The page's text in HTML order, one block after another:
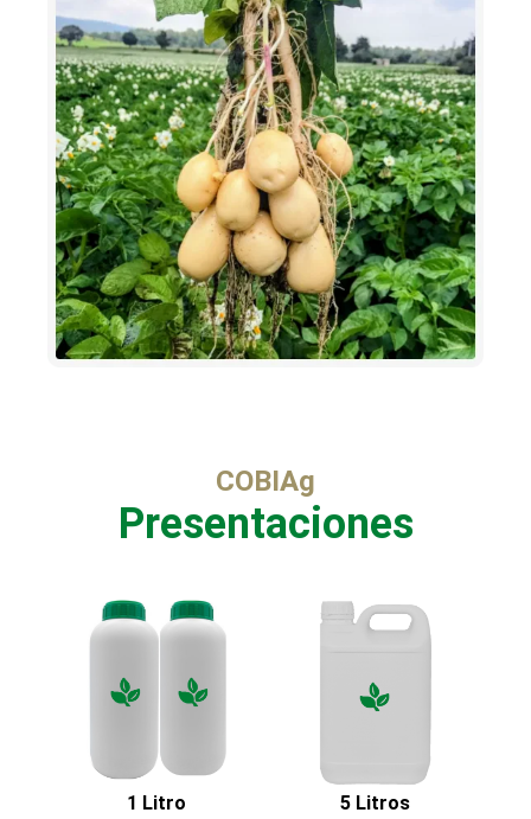
COBIAg
Presentaciones
1 Litro 5 Litros